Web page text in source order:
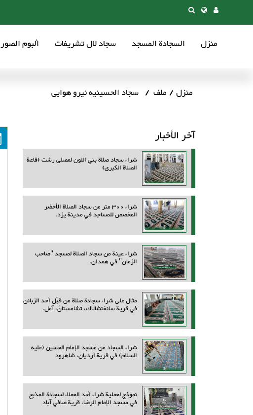
منزل السجادة المسجد سجاد لال تشریفات ألبوم الصور
منزل ملف سجاد الحسینیه نیرو هوایی
آخر الأخبار
شراء سجاد صلاة بني اللون لمصلى رشت (قاعة
الصلاة الكبرى)
شراء 300 متر من سجاد الصلاة الأخضر
المخصص للمساجد في مدينة يزد.
شراء عينة من سجاد الصلاة لمسجد "صاحب
الزمان" في همدان.
مثال على شراء سجادة صلاة من قِبَل أحد الزبائن
في قرية سانغتشالاك، تشامستان، آمل.
شراء السجاد من مسجد الإمام الحسين (عليه
السلام) في قرية أرديان، شاهرود
نموذج لعملية شراء أحد العملاء لسجادة المذبح
في مسجد الإمام الرضا، قرية صافي آباد